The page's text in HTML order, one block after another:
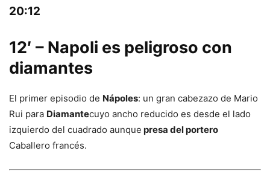
20:12
12′ – Napoli es peligroso con
diamantes
El primer episodio de Nápoles: un gran cabezazo de Mario
Rui para Diamantecuyo ancho reducido es desde el lado
izquierdo del cuadrado aunque presa del portero
Caballero francés.